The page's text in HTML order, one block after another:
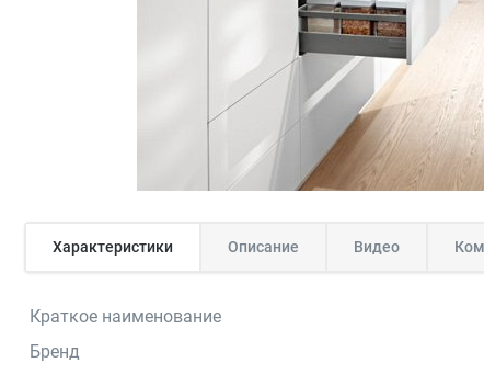
Характеристики Описание Видео
Краткое наименование
Бренд